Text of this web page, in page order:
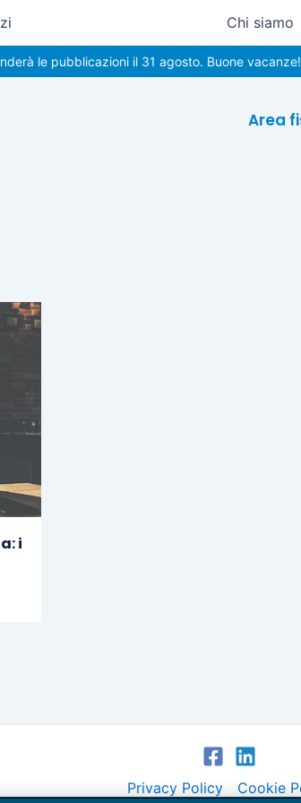
Chi siamo
le pubblicazioni il 31 agosto. Buone vacanze!
Area
i
Privacy Policy Cookie